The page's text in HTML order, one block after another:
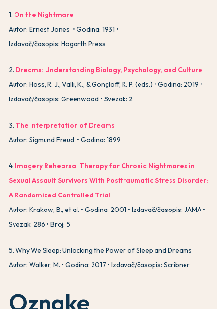
1. On the Nightmare
Autor: Ernest Jones
Godina: 1931
Izdavač/časopis: Hogarth Press
2. Dreams: Understanding Biology, Psychology, and Culture
Autor: Hoss, R. J., Valli, K., & Gongloff, R. P. (eds.)
Godina: 2019
Izdavač/časopis: Greenwood
Svezak: 2
3. The Interpretation of Dreams
Autor: Sigmund Freud
Godina: 1899
4. Imagery Rehearsal Therapy for Chronic Nightmares in
Sexual Assault Survivors With Posttraumatic Stress Disorder:
A Randomized Controlled Trial
Autor: Krakow, B., et al.
Godina: 2001
Izdavač/časopis: JAMA
Svezak: 286
Broj: 5
5. Why We Sleep: Unlocking the Power of Sleep and Dreams
Autor: Walker, M.
Godina: 2017 Izdavač/časopis: Scribner
Oznake